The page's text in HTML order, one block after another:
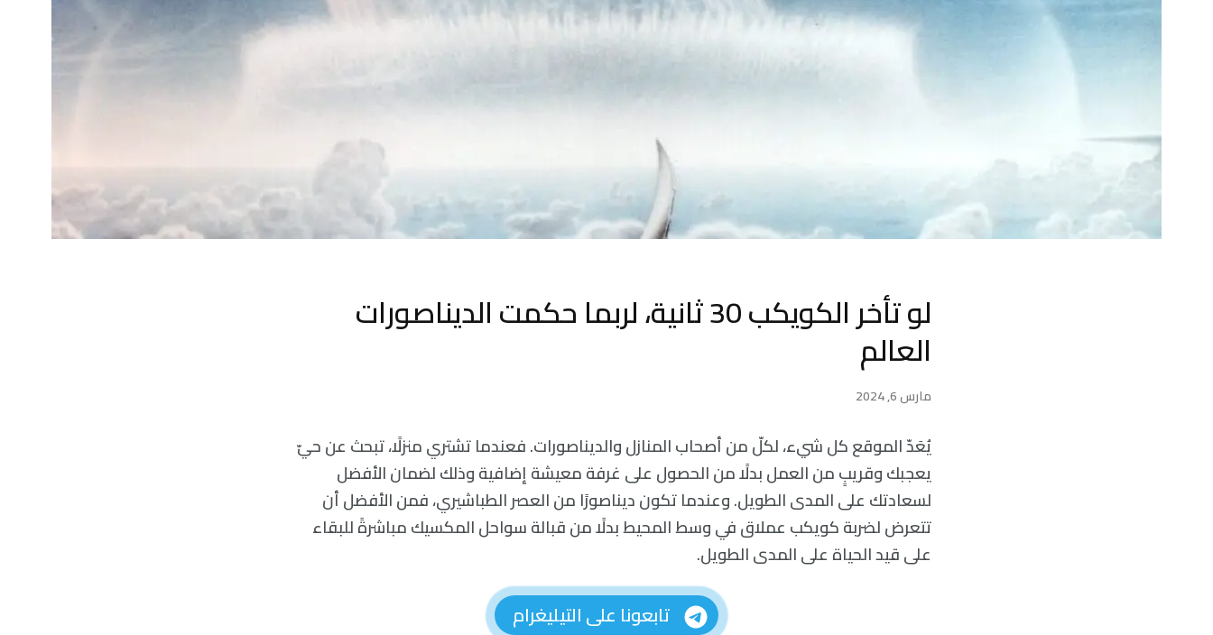
لو تأخر الكويكب 30 ثانية، لربما حكمت الديناصورات
العالم
مارس 6, 2024
يُعَدّ الموقع كل شيء، لكلّ من أصحاب المنازل والديناصورات. فعندما تشتري منزلًا، تبحث عن حيّ
يعجبك وقريبٍ من العمل بدلًا من الحصول على غرفة معيشة إضافية وذلك لضمان الأفضل
لسعادتك على المدى الطويل. وعندما تكون ديناصورًا من العصر الطباشيري، فمن الأفضل أن
تتعرض لضربة كويكب عملاق في وسط المحيط بدلًا من قبالة سواحل المكسيك مباشرةً للبقاء
على قيد الحياة على المدى الطويل.
تابعونا على التيليغرام